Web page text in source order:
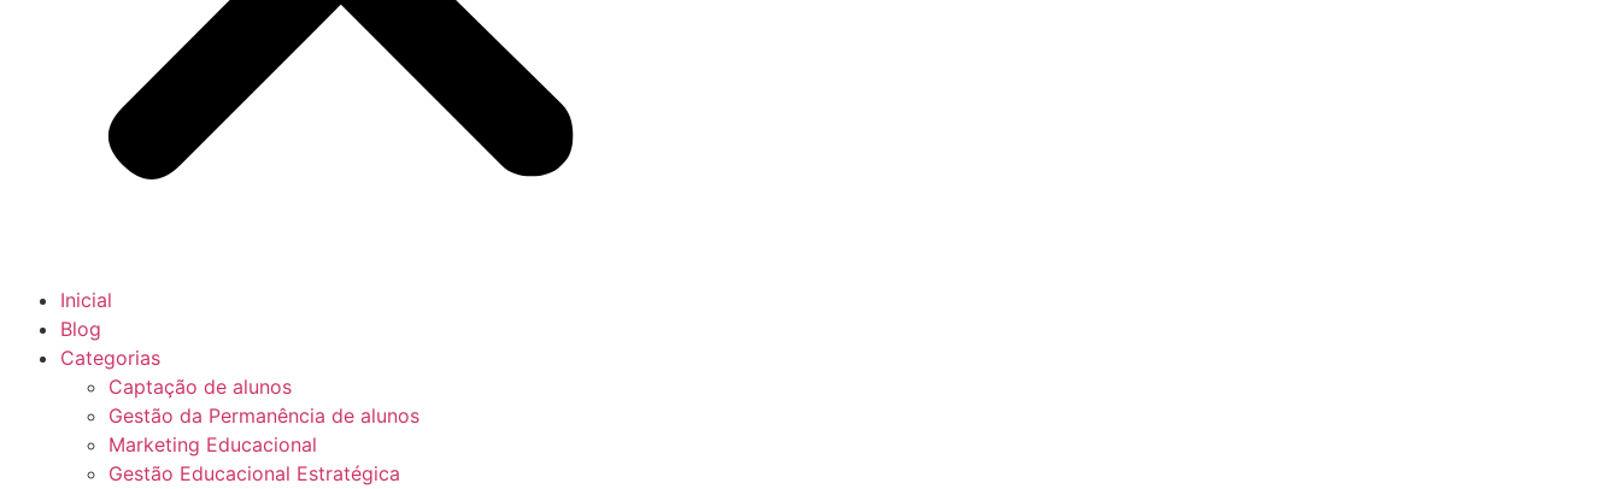
Inicial
Blog
Categorias
Captação de alunos
Gestão da Permanência de alunos
Marketing Educacional
Gestão Educacional Estratégica